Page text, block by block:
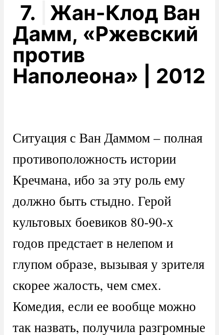
7.
Жан-Клод Ван
Дамм, «Ржевский
против
Наполеона» | 2012
Ситуация с Ван Даммом – полная
противоположность истории
Кречмана, ибо за эту роль ему
должно быть стыдно. Герой
культовых боевиков 80-90-х
годов предстает в нелепом и
глупом образе, вызывая у зрителя
скорее жалость, чем смех.
Комедия, если ее вообще можно
так назвать, получила разгромные